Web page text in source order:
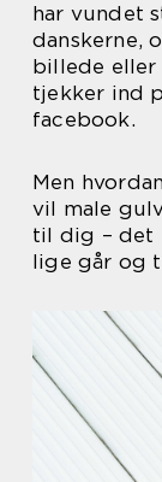
har vundet
danskerne,
billede eller
tjekker ind
facebook.
Men
vil male
til dig – det
lige går og